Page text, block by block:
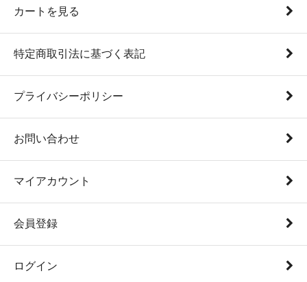
カートを見る
特定商取引法に基づく表記
プライバシーポリシー
お問い合わせ
マイアカウント
会員登録
ログイン